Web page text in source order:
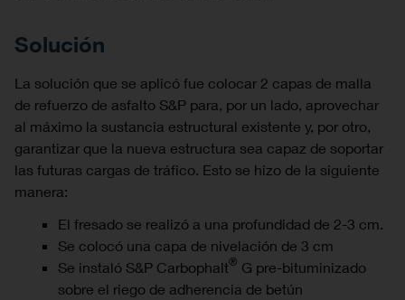
Solución
La solución que se aplicó fue colocar 2 capas de malla
de refuerzo de asfalto S&P para, por un lado, aprovechar
al máximo la sustancia estructural existente y, por otro,
garantizar que la nueva estructura sea capaz de soportar
las futuras cargas de tráfico. Esto se hizo de la siguiente
manera:
El fresado se realizó a una profundidad de 2-3 cm.
Se colocó una capa de nivelación de 3 cm
Se instaló S&P Carbophalt® G pre-bituminizado
sobre el riego de adherencia de betún